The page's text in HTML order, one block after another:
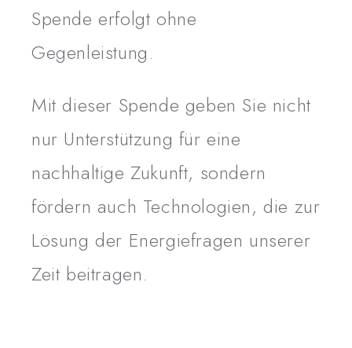
Spende erfolgt ohne
Gegenleistung.
Mit dieser Spende geben Sie nicht
nur Unterstützung für eine
nachhaltige Zukunft, sondern
fördern auch Technologien, die zur
Lösung der Energiefragen unserer
Zeit beitragen.